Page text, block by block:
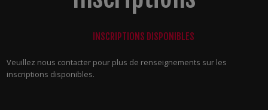
INSCRIPTIONS DISPONIBLES
Veuillez nous contacter pour plus de renseignements sur les
inscriptions disponibles.